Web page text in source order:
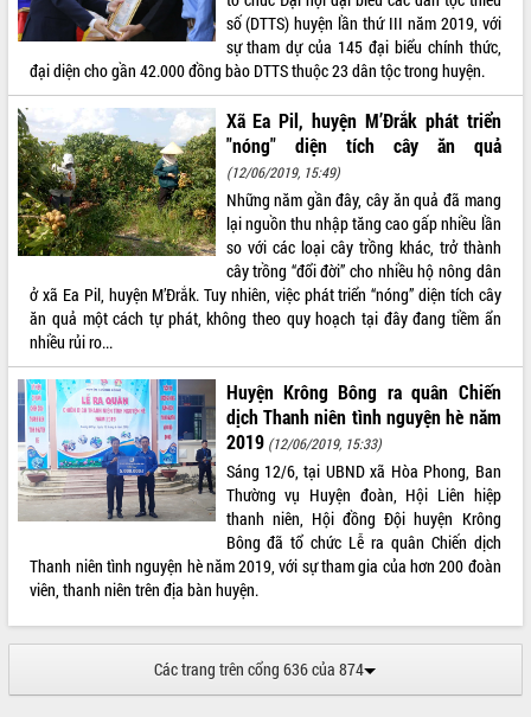
số (DTTS) huyện lần thứ III năm 2019, với
sự tham dự của 145 đại biểu chính thức,
đại diện cho gần 42.000 đồng bào DTTS thuộc 23 dân tộc trong huyện.
Xã Ea Pil, huyện M’Đrắk phát triển
"nóng" diện tích cây ăn quả
(12/06/2019, 15:49)
Những năm gần đây, cây ăn quả đã mang
lại nguồn thu nhập tăng cao gấp nhiều lần
so với các loại cây trồng khác, trở thành
cây trồng “đổi đời” cho nhiều hộ nông dân
ở xã Ea Pil, huyện M’Đrắk. Tuy nhiên, việc phát triển “nóng” diện tích cây
ăn quả một cách tự phát, không theo quy hoạch tại đây đang tiềm ẩn
nhiều rủi ro...
Huyện Krông Bông ra quân Chiến
dịch Thanh niên tình nguyện hè năm
2019 (12/06/2019, 15:33)
Sáng 12/6, tại UBND xã Hòa Phong, Ban
Thường vụ Huyện đoàn, Hội Liên hiệp
thanh niên, Hội đồng Đội huyện Krông
Bông đã tổ chức Lễ ra quân Chiến dịch
Thanh niên tình nguyện hè năm 2019, với sự tham gia của hơn 200 đoàn
viên, thanh niên trên địa bàn huyện.
Các trang trên cổng 636 của 874